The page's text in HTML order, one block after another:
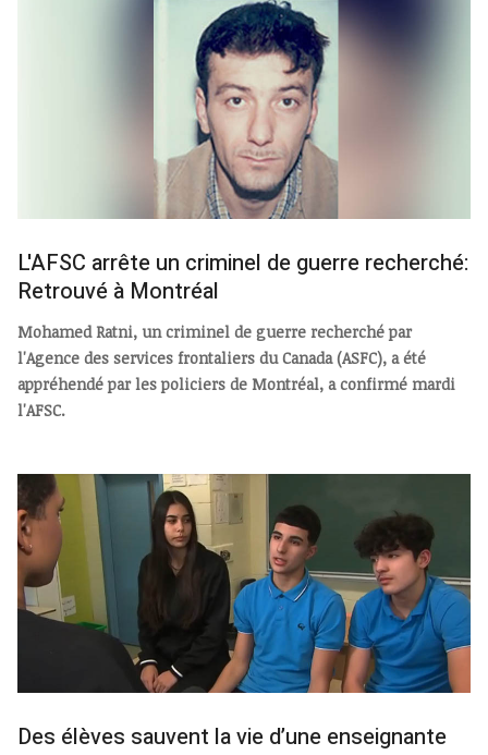
L'AFSC arrête un criminel de guerre recherché:
Retrouvé à Montréal
Mohamed Ratni, un criminel de guerre recherché par
l'Agence des services frontaliers du Canada (ASFC), a été
appréhendé par les policiers de Montréal, a confirmé mardi
l'AFSC.
Des élèves sauvent la vie d’une enseignante